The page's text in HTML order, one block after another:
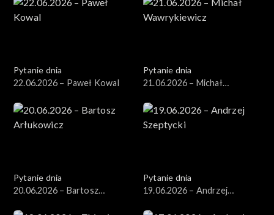
Pytanie dnia
22.06.2026 – Paweł Kowal
Pytanie dnia
21.06.2026 – Michał
Pytanie dnia
20.06.2026 – Bartosz
Pytanie dnia
19.06.2026 – Andrzej